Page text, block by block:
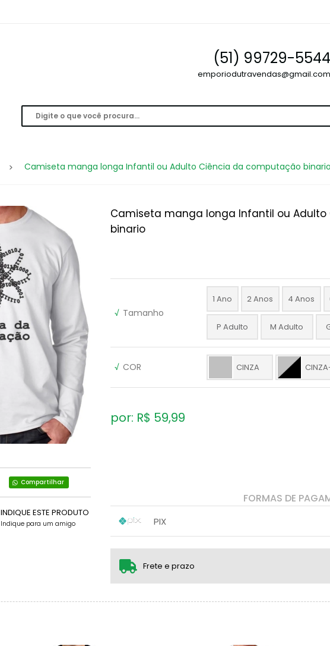
(51) 99729-5544
emporiodutravendas@gmail.com
Camiseta manga longa Infantil ou Adulto Ciência da computação binario
Compartilhar
INDIQUE ESTE PRODUTO
Indique para um amigo
Camiseta manga longa Infantil ou
binario
√ Tamanho
1 Ano 2 Anos 4 Anos
P Adulto M Adulto
√ COR CINZA
por: R$ 59,99
FORMAS DE
PIX
...
Frete e prazo